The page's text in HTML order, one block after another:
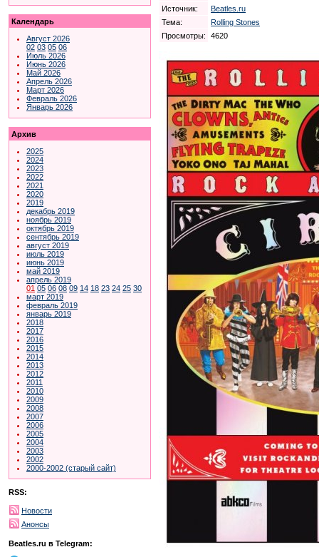
Календарь
Август 2026
02 03 05 06
Июль 2026
Июнь 2026
Май 2026
Апрель 2026
Март 2026
Февраль 2026
Январь 2026
Архив
2025
2024
2023
2022
2021
2020
2019
декабрь 2019
ноябрь 2019
октябрь 2019
сентябрь 2019
август 2019
июль 2019
июнь 2019
май 2019
апрель 2019
01 05 06 08 09 14 18 23 24 25 30
март 2019
февраль 2019
январь 2019
2018
2017
2016
2015
2014
2013
2012
2011
2010
2009
2008
2007
2006
2005
2004
2003
2002
2000-2002 (старый сайт)
RSS:
Новости
Анонсы
Beatles.ru в Telegram:
Источник:
Beatles.ru
Тема:
Rolling Stones
Просмотры:
4620